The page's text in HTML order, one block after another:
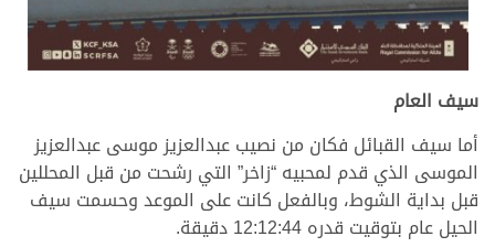
سيف العام
أما سيف القبائل فكان من نصيب عبدالعزيز موسى عبدالعزيز
الموسى الذي قدم لمحبيه “زاخر” التي رشحت من قبل المحللين
قبل بداية الشوط، وبالفعل كانت على الموعد وحسمت سيف
الحيل عام بتوقيت قدره 12:12:44 دقيقة.